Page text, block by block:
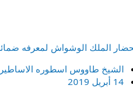
الملك الوشواش لمعرفه
الشيخ طاووس اسطوره الاساطير
14 أبريل 2019